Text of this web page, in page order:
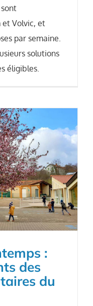
et Volvic, et
par semaine.
solutions
éligibles.
:
des
du